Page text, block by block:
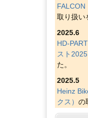
FALCON
取り扱い
2025.6
HD-
スト2025
た。
2025.5
Heinz
クス） の
した。